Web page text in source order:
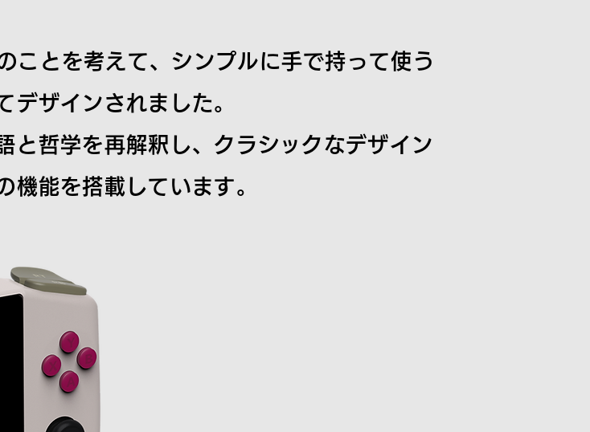
とを考えて、シンプルに手で持って使う
デザインされました。
と哲学を再解釈し、クラシックなデザイン
機能を搭載しています。